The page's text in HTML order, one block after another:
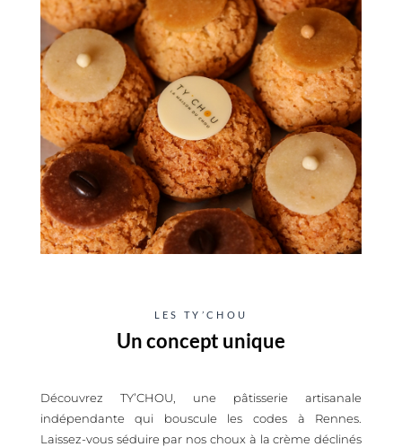
LES TY’CHOU
Un concept unique
Découvrez TY’CHOU, une pâtisserie artisanale
indépendante qui bouscule les codes à Rennes.
Laissez-vous séduire par nos choux à la crème déclinés